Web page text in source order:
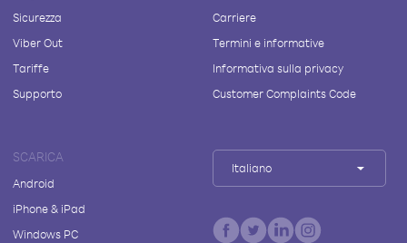
Sicurezza
Viber Out
Tariffe
Supporto
Carriere
Termini e informative
Informativa sulla privacy
Customer Complaints Code
SCARICA
Android
iPhone & iPad
Windows PC
Italiano